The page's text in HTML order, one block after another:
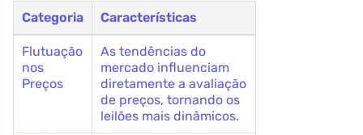
Categoria Características
Flutuação
nos
Preços
As tendências do
mercado influenciam
diretamente a avaliação
de preços, tornando os
leilões mais dinâmicos.